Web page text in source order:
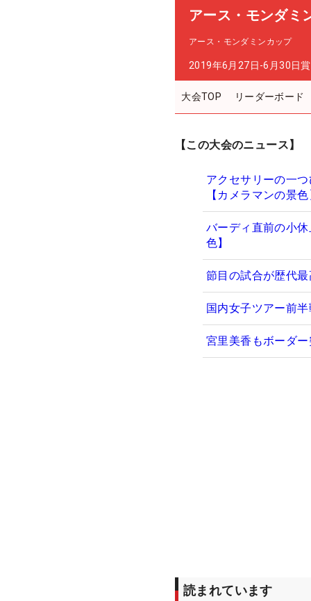
アース・モンダミ
アース・モンダミンカップ
2019年6月27日-6月30日
大会TOP リーダーボード
【この大会のニュース】
アクセサリーの一
【カメラマンの景
バーディ直前の小
色】
節目の試合が歴代
国内女子ツアー前
宮里美香もボーダ
読まれています